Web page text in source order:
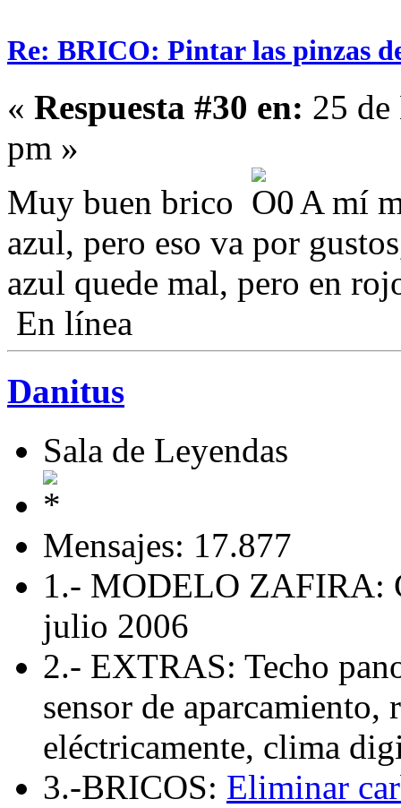
Re: BRICO: Pintar las pinzas
« Respuesta #30 en: 25
pm »
Muy buen brico
. A mí
azul, pero eso va por
azul quede mal, pero en
En línea
Danitus
Sala de Leyendas
Mensajes: 17.877
1.- MODELO ZAFIRA:
julio 2006
2.- EXTRAS: Techo
sensor de aparcamiento,
eléctricamente, clima
3.-BRICOS: Eliminar